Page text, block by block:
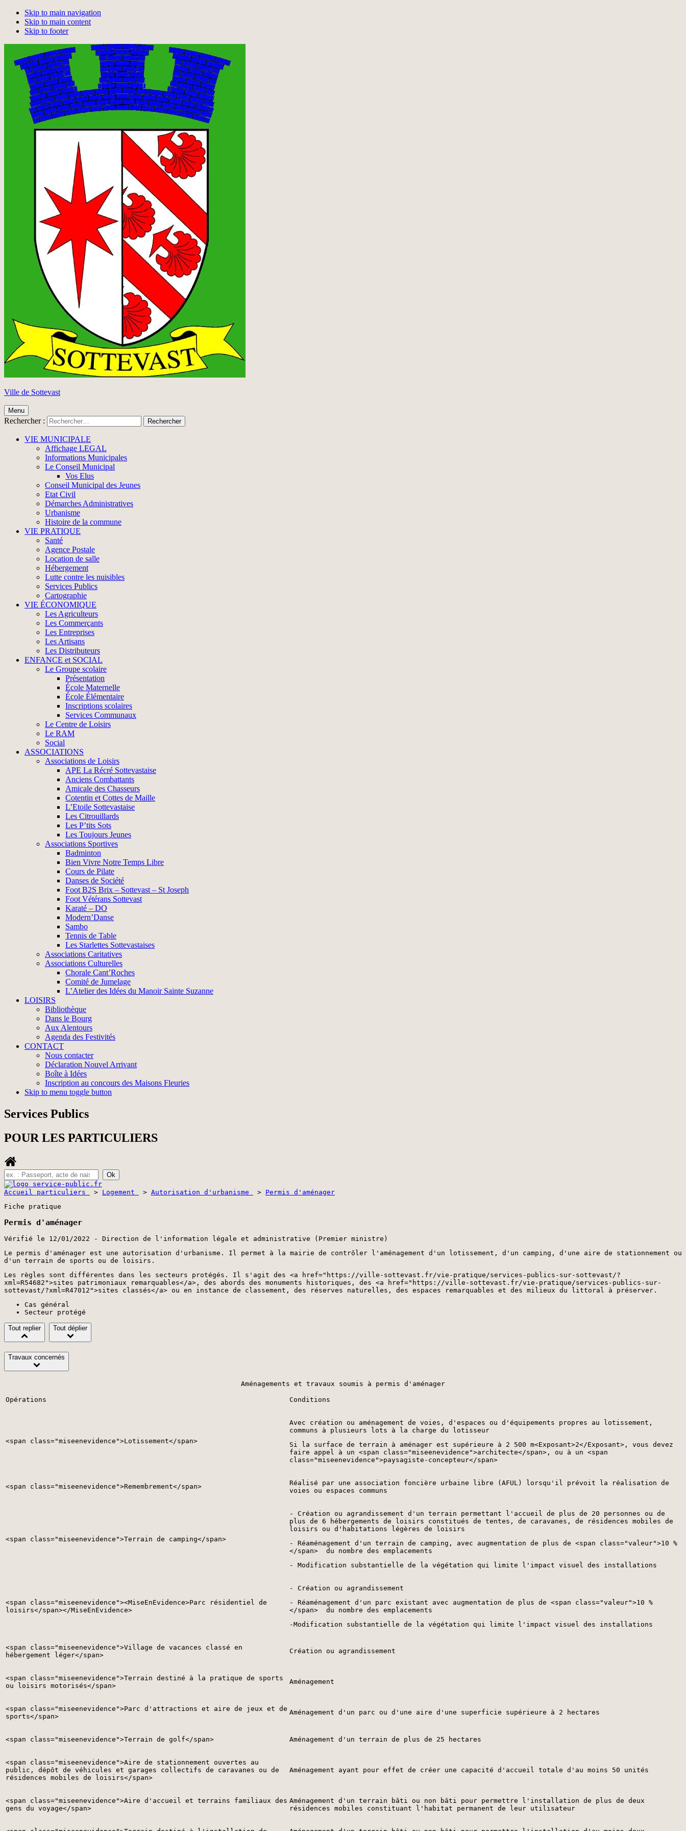
Skip to main navigation
Skip to main content
Skip to footer
Ville de Sottevast
Menu
Rechercher :
VIE MUNICIPALE
Affichage LEGAL
Informations Municipales
Le Conseil Municipal
Vos Elus
Conseil Municipal des Jeunes
Etat Civil
Démarches Administratives
Urbanisme
Histoire de la commune
VIE PRATIQUE
Santé
Agence Postale
Location de salle
Hébergement
Lutte contre les nuisibles
Services Publics
Cartographie
VIE ÉCONOMIQUE
Les Agriculteurs
Les Commerçants
Les Entreprises
Les Artisans
Les Distributeurs
ENFANCE et SOCIAL
Le Groupe scolaire
Présentation
École Maternelle
École Élémentaire
Inscriptions scolaires
Services Communaux
Le Centre de Loisirs
Le RAM
Social
ASSOCIATIONS
Associations de Loisirs
APE La Récré Sottevastaise
Anciens Combattants
Amicale des Chasseurs
Cotentin et Cottes de Maille
L’Etoile Sottevastaise
Les Citrouillards
Les P’tits Sots
Les Toujours Jeunes
Associations Sportives
Badminton
Bien Vivre Notre Temps Libre
Cours de Pilate
Danses de Société
Foot B2S Brix – Sottevast – St Joseph
Foot Vétérans Sottevast
Karaté – DO
Modern’Danse
Sambo
Tennis de Table
Les Starlettes Sottevastaises
Associations Caritatives
Associations Culturelles
Chorale Cant’Roches
Comité de Jumelage
L’Atelier des Idées du Manoir Sainte Suzanne
LOISIRS
Bibliothèque
Dans le Bourg
Aux Alentours
Agenda des Festivités
CONTACT
Nous contacter
Déclaration Nouvel Arrivant
Boîte à Idées
Inscription au concours des Maisons Fleuries
Skip to menu toggle button
Services Publics
POUR LES PARTICULIERS
Accueil particuliers > Logement > Autorisation d'urbanisme > Permis d'aménager
Fiche pratique
Permis d'aménager
Vérifié le 12/01/2022 - Direction de l'information légale et administrative (Premier ministre)
Le permis d'aménager est une autorisation d'urbanisme. Il permet à la mairie de contrôler l'aménagement d'un lotissement, d'un camping, d'une aire de stationnement ou
d'un terrain de sports ou de loisirs.
Les règles sont différentes dans les secteurs protégés. Il s'agit des <a href="https://ville-sottevast.fr/vie-pratique/services-publics-sur-sottevast/?
xml=R54682">sites patrimoniaux remarquables</a>, des abords des monuments historiques, des <a href="https://ville-sottevast.fr/vie-pratique/services-publics-sur-
sottevast/?xml=R47012">sites classés</a> ou en instance de classement, des réserves naturelles, des espaces remarquables et des milieux du littoral à préserver.
Cas général
Secteur protégé
Tout replier Tout déplier
Travaux concernés
Aménagements et travaux soumis à permis d'aménager
Opérations Conditions
<span class="miseenevidence">Lotissement</span>
Avec création ou aménagement de voies, d'espaces ou d'équipements propres au lotissement,
communs à plusieurs lots à la charge du lotisseur
Si la surface de terrain à aménager est supérieure à 2 500 m<Exposant>2</Exposant>, vous devez
faire appel à un <span class="miseenevidence">architecte</span>, ou à un <span
class="miseenevidence">paysagiste-concepteur</span>
<span class="miseenevidence">Remembrement</span>
Réalisé par une association foncière urbaine libre (AFUL) lorsqu'il prévoit la réalisation de
voies ou espaces communs
<span class="miseenevidence">Terrain de camping</span>
- Création ou agrandissement d'un terrain permettant l'accueil de plus de 20 personnes ou de
plus de 6 hébergements de loisirs constitués de tentes, de caravanes, de résidences mobiles de
loisirs ou d'habitations légères de loisirs
- Réaménagement d'un terrain de camping, avec augmentation de plus de <span class="valeur">10 %
</span> du nombre des emplacements
- Modification substantielle de la végétation qui limite l'impact visuel des installations
<span class="miseenevidence"><MiseEnEvidence>Parc résidentiel de
loisirs</span></MiseEnEvidence>
- Création ou agrandissement
- Réaménagement d'un parc existant avec augmentation de plus de <span class="valeur">10 %
</span> du nombre des emplacements
-Modification substantielle de la végétation qui limite l'impact visuel des installations
<span class="miseenevidence">Village de vacances classé en
hébergement léger</span>
Création ou agrandissement
<span class="miseenevidence">Terrain destiné à la pratique de sports
ou loisirs motorisés</span>
Aménagement
<span class="miseenevidence">Parc d'attractions et aire de jeux et de
sports</span>
Aménagement d'un parc ou d'une aire d'une superficie supérieure à 2 hectares
<span class="miseenevidence">Terrain de golf</span> Aménagement d'un terrain de plus de 25 hectares
<span class="miseenevidence">Aire de stationnement ouvertes au
public, dépôt de véhicules et garages collectifs de caravanes ou de
résidences mobiles de loisirs</span>
Aménagement ayant pour effet de créer une capacité d'accueil totale d'au moins 50 unités
<span class="miseenevidence">Aire d'accueil et terrains familiaux des
gens du voyage</span>
Aménagement d'un terrain bâti ou non bâti pour permettre l'installation de plus de deux
résidences mobiles constituant l'habitat permanent de leur utilisateur